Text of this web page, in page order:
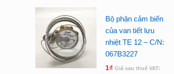
Bộ phận cảm biến
của van tiết lưu
nhiệt TE 12 – C/N:
067B3227
1₫ Giá sau thuế VAT: